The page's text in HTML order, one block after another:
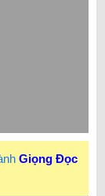
Giọng Đọc